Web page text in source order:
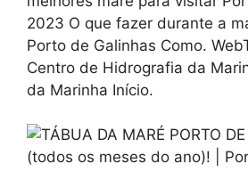
2023 O que fazer durante a
Porto de Galinhas Como.
Centro de Hidrografia da
da Marinha Início.